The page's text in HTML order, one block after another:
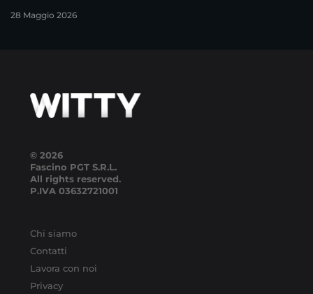
28 Maggio 2026
© 2026
Fascino PGT S.R.L.
All rights reserved.
P.IVA 03632721001
Chi siamo
Contatti
Lavora con noi
Privacy